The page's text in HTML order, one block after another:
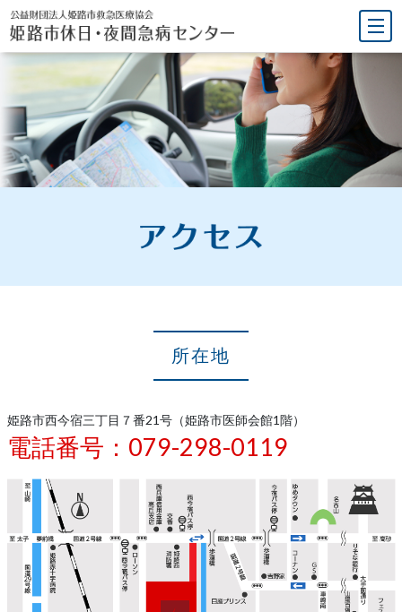
本
文
ン
プ
所在地
姫路市西今宿三丁目７番21号（姫路市医師会館1階）
電話番号： 079-298-0119